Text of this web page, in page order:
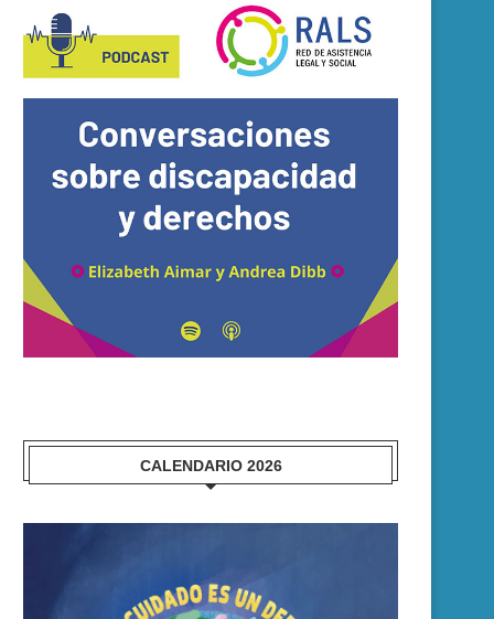
DERRIBANDO MITOS EN
DISCAPACIDAD
PERSONAS CON
ENTRE 18 Y...
14 enero, 2025
CALENDARIO 2026